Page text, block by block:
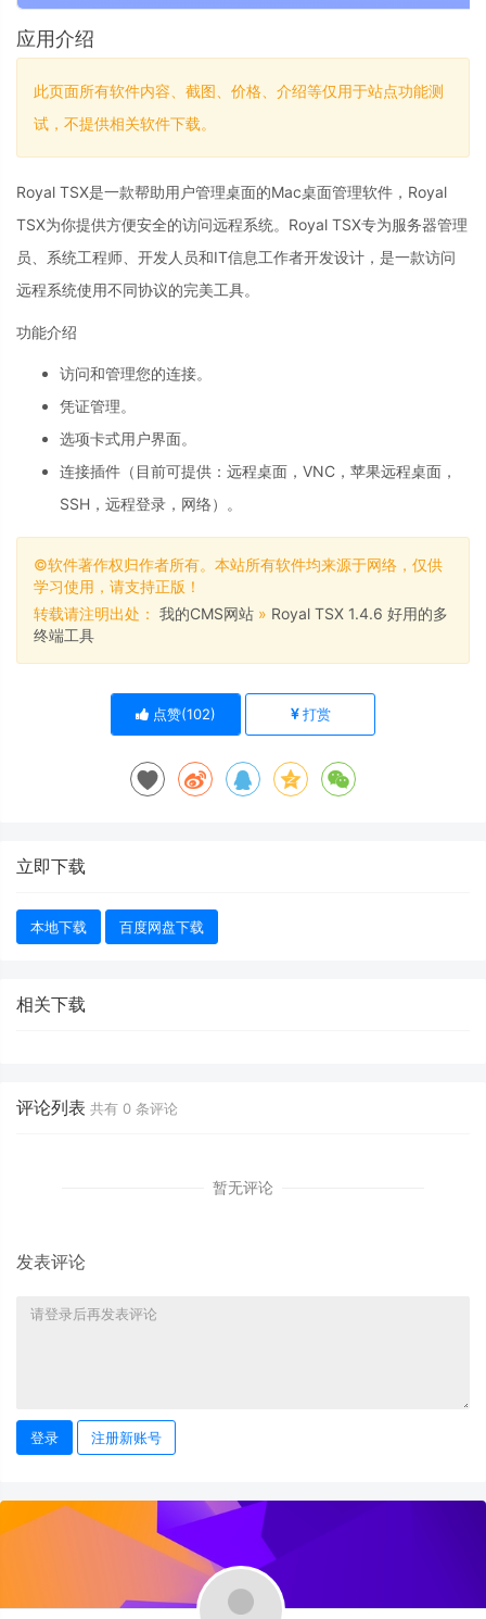
应用介绍
此页面所有软件内容、截图、价格、介绍等仅用于站点功能测
试，不提供相关软件下载。
Royal TSX是一款帮助用户管理桌面的Mac桌面管理软件，Royal
TSX为你提供方便安全的访问远程系统。Royal TSX专为服务器管理
员、系统工程师、开发人员和IT信息工作者开发设计，是一款访问
远程系统使用不同协议的完美工具。
功能介绍
访问和管理您的连接。
凭证管理。
选项卡式用户界面。
连接插件（目前可提供：远程桌面，VNC，苹果远程桌面，
SSH，远程登录，网络）。
©软件著作权归作者所有。本站所有软件均来源于网络，仅供
学习使用，请支持正版！
转载请注明出处： 我的CMS网站 » Royal TSX 1.4.6 好用的多
终端工具
点赞(102) 打赏
立即下载
本地下载 百度网盘下载
相关下载
评论列表 共有 0 条评论
暂无评论
发表评论
登录 注册新账号